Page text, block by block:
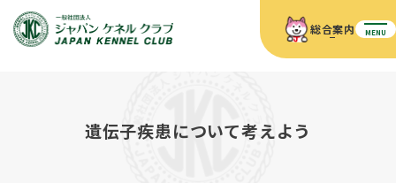
総合案内 MENU
JKCの活動内容
血統証明書について
遺伝子疾患について考えよう